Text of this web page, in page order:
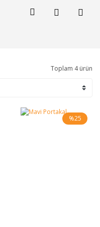
Toplam 4 ürün
%25